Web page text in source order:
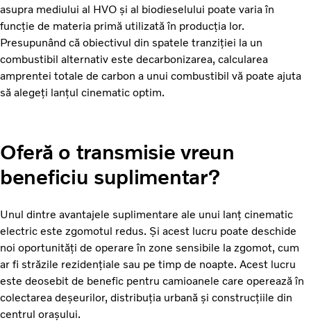
asupra mediului al HVO și al biodieselului poate varia în
funcție de materia primă utilizată în producția lor.
Presupunând că obiectivul din spatele tranziției la un
combustibil alternativ este decarbonizarea, calcularea
amprentei totale de carbon a unui combustibil vă poate ajuta
să alegeți lanțul cinematic optim.
Oferă o transmisie vreun
beneficiu suplimentar?
Unul dintre avantajele suplimentare ale unui lanț cinematic
electric este zgomotul redus. Și acest lucru poate deschide
noi oportunități de operare în zone sensibile la zgomot, cum
ar fi străzile rezidențiale sau pe timp de noapte. Acest lucru
este deosebit de benefic pentru camioanele care operează în
colectarea deșeurilor, distribuția urbană și construcțiile din
centrul orașului.